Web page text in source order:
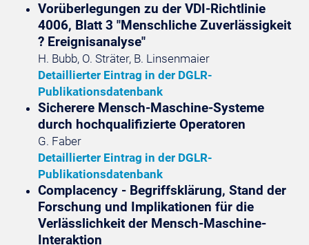
Vorüberlegungen zu der VDI-Richtlinie
4006, Blatt 3 "Menschliche Zuverlässigkeit
? Ereignisanalyse"
H. Bubb, O. Sträter, B. Linsenmaier
Detaillierter Eintrag in der DGLR-
Publikationsdatenbank
Sicherere Mensch-Maschine-Systeme
durch hochqualifizierte Operatoren
G. Faber
Detaillierter Eintrag in der DGLR-
Publikationsdatenbank
Complacency - Begriffsklärung, Stand der
Forschung und Implikationen für die
Verlässlichkeit der Mensch-Maschine-
Interaktion